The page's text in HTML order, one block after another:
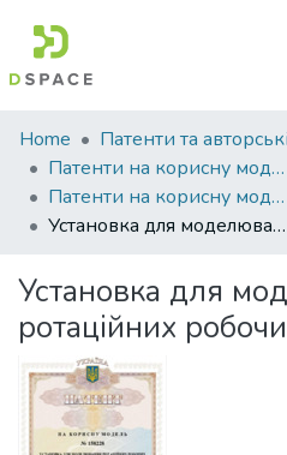
Communities
&
Collections
Statistics
Home
Патенти на корисну модель
Патенти на корисну модель_2025
Установка для моделювання ротаційних робочих органів
Установка для
ротаційних